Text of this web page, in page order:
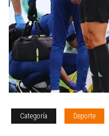
Categoría Deporte